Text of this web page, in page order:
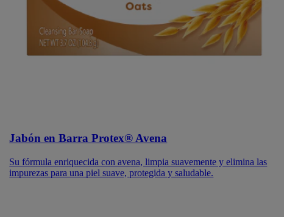
Jabón en Barra Protex® Avena
Su fórmula enriquecida con avena, limpia suavemente y elimina las
impurezas para una piel suave, protegida y saludable.